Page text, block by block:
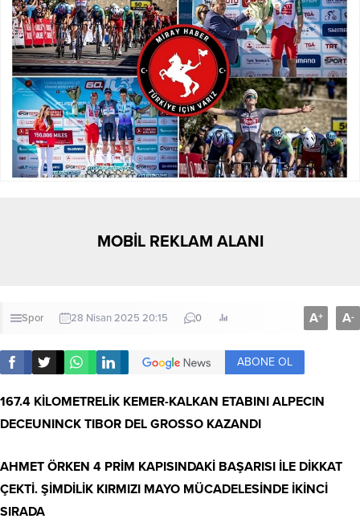
MOBİL REKLAM ALANI
Spor 28 Nisan 2025 20:15 0 A+ A-
ABONE OL
167.4 KİLOMETRELİK KEMER-KALKAN ETABINI ALPECIN
DECEUNINCK TIBOR DEL GROSSO KAZANDI
AHMET ÖRKEN 4 PRİM KAPISINDAKİ BAŞARISI İLE DİKKAT
ÇEKTİ. ŞİMDİLİK KIRMIZI MAYO MÜCADELESİNDE İKİNCİ
SIRADA